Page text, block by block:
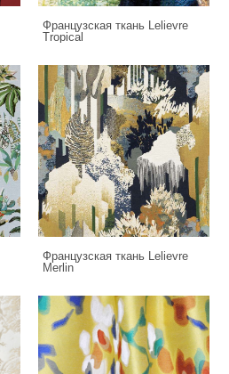
Французская ткань Lelievre
Tropical
Французская ткань Lelievre
Merlin